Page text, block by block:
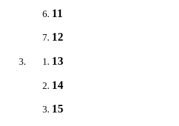
11
12
13
14
15